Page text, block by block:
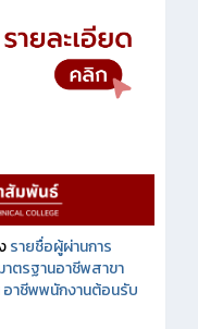
รายชื่อผู้ผ่านการ
ตรฐานอาชีพสาขา
าชีพพนักงานต้อนรับ